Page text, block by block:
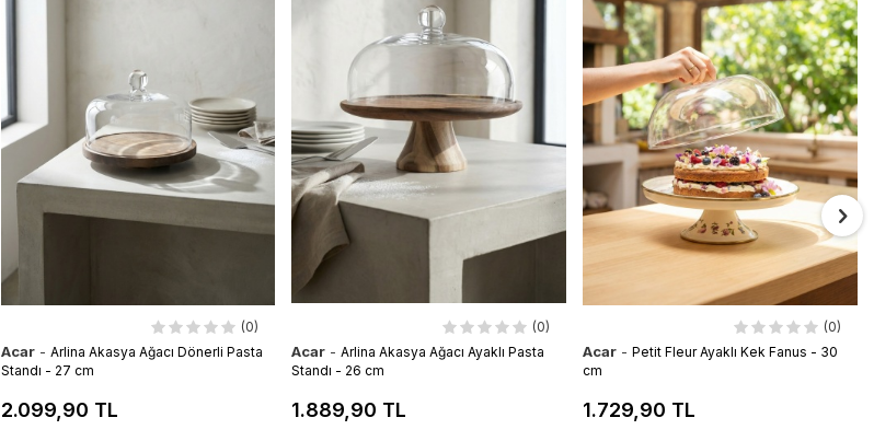
(0)
Acar - Arlina Akasya Ağacı Dönerli Pasta
Standı - 27 cm
2.099,90 TL
(0)
Acar - Arlina Akasya Ağacı Ayaklı Pasta
Standı - 26 cm
1.889,90 TL
(0)
Acar - Petit Fleur Ayaklı Kek Fanus - 30
cm
1.729,90 TL